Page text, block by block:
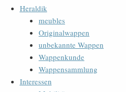
Heraldik
meubles
Originalwappen
unbekannte Wappen
Wappenkunde
Wappensammlung
Interessen